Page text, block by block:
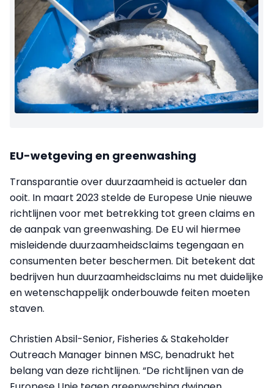
EU-wetgeving en greenwashing
Transparantie over duurzaamheid is actueler dan
ooit. In maart 2023 stelde de Europese Unie nieuwe
richtlijnen voor met betrekking tot green claims en
de aanpak van greenwashing. De EU wil hiermee
misleidende duurzaamheidsclaims tegengaan en
consumenten beter beschermen. Dit betekent dat
bedrijven hun duurzaamheidsclaims nu met duidelijke
en wetenschappelijk onderbouwde feiten moeten
staven.
Christien Absil-Senior, Fisheries & Stakeholder
Outreach Manager binnen MSC, benadrukt het
belang van deze richtlijnen. “De richtlijnen van de